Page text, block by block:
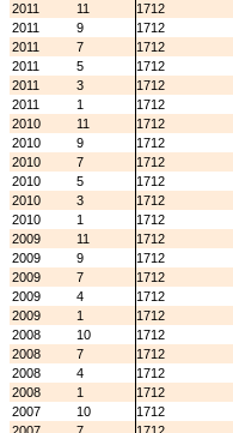
2011
11 1712
2011
9 1712
2011
7 1712
2011
5 1712
2011
3 1712
2011
1 1712
2010
11 1712
2010
9 1712
2010
7 1712
2010
5 1712
2010
3 1712
2010
1 1712
2009
11 1712
2009
9 1712
2009
7 1712
2009
4 1712
2009
1 1712
2008
10 1712
2008
7 1712
2008
4 1712
2008
1 1712
2007
10 1712